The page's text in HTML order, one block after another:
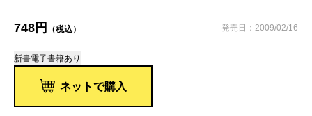
748円 （税込） 発売日：2009/02/16
新書電子書籍あり
ネットで購入